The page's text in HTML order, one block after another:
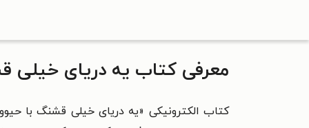
معرفی کتاب یه دریای خیلی
کتاب الکترونیکی «یه دریای خیلی قشنگ با